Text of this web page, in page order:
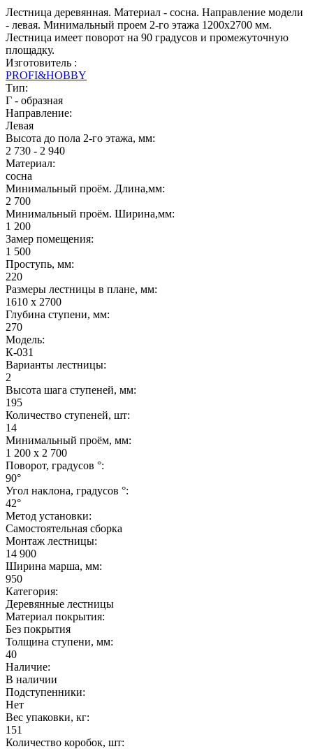
Лестница деревянная. Материал - сосна. Направление модели
- левая. Минимальный проем 2-го этажа 1200х2700 мм.
Лестница имеет поворот на 90 градусов и промежуточную
площадку.
Изготовитель :
PROFI&HOBBY
Тип:
Г - образная
Направление:
Левая
Высота до пола 2-го этажа, мм:
2 730 - 2 940
Материал:
сосна
Минимальный проём. Длина,мм:
2 700
Минимальный проём. Ширина,мм:
1 200
Замер помещения:
1 500
Проступь, мм:
220
Размеры лестницы в плане, мм:
1610 х 2700
Глубина ступени, мм:
270
Модель:
К-031
Варианты лестницы:
2
Высота шага ступеней, мм:
195
Количество ступеней, шт:
14
Минимальный проём, мм:
1 200 х 2 700
Поворот, градусов °:
90°
Угол наклона, градусов °:
42°
Метод установки:
Самостоятельная сборка
Монтаж лестницы:
14 900
Ширина марша, мм:
950
Категория:
Деревянные лестницы
Материал покрытия:
Без покрытия
Толщина ступени, мм:
40
Наличие:
В наличии
Подступенники:
Нет
Вес упаковки, кг:
151
Количество коробок, шт: